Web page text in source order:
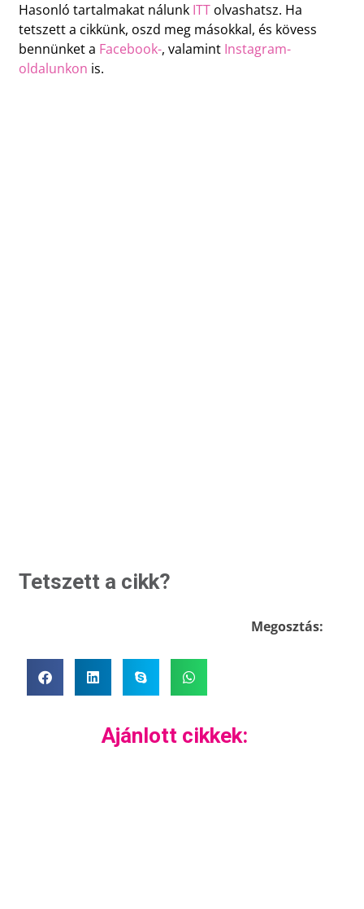
Hasonló tartalmakat nálunk ITTolvashatsz. Ha
tetszett a cikkünk, oszd meg másokkal, és kövess
bennünket a Facebook-, valamint Instagram-
oldalunkon is.
Tetszett a cikk?
Megosztás:
Ajánlott cikkek: